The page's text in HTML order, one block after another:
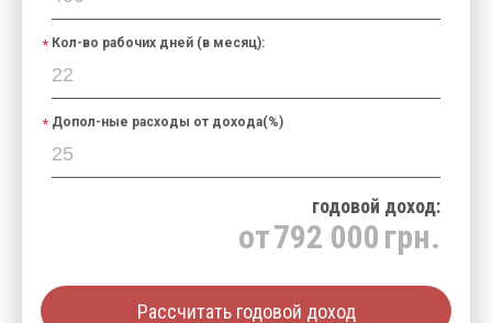
Кол-во рабочих дней (в месяц):
Допол-ные расходы от дохода(%)
годовой доход:
от792 000 грн.
Рассчитать годовой доход